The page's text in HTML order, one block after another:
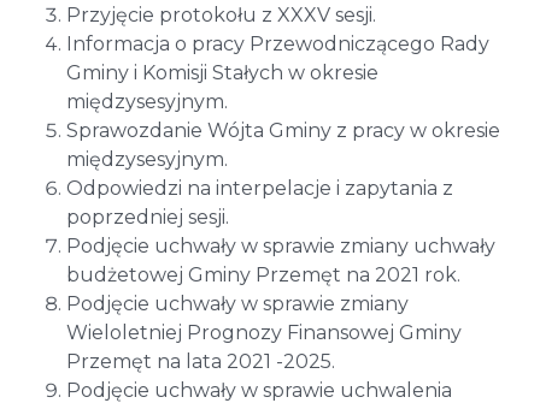
Przyjęcie protokołu z XXXV sesji.
Informacja o pracy Przewodniczącego Rady
Gminy i Komisji Stałych w okresie
międzysesyjnym.
Sprawozdanie Wójta Gminy z pracy w okresie
międzysesyjnym.
Odpowiedzi na interpelacje i zapytania z
poprzedniej sesji.
Podjęcie uchwały w sprawie zmiany uchwały
budżetowej Gminy Przemęt na 2021 rok.
Podjęcie uchwały w sprawie zmiany
Wieloletniej Prognozy Finansowej Gminy
Przemęt na lata 2021 -2025.
Podjęcie uchwały w sprawie uchwalenia